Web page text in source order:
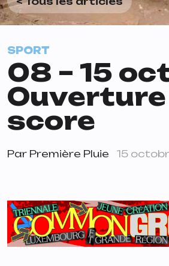
SPORT
08 – 15
Ouverture
score
Par Première Pluie 15